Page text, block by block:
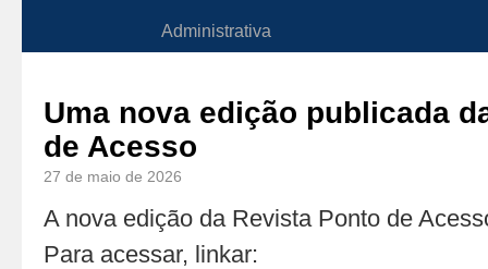
Administrativa
Uma nova edição publicada
de Acesso
27 de maio de 2026
A nova edição da Revista Ponto de
Para acessar, linkar: